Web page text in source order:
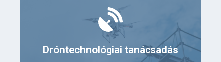
Dróntechnológiai tanácsadás
Érdekel